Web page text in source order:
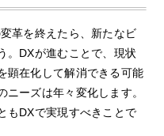
革を終えたら、新たなビ
。DXが進むことで、現状
顕在化して解消できる可能
ーズは年々変化します。
もDXで実現すべきことで